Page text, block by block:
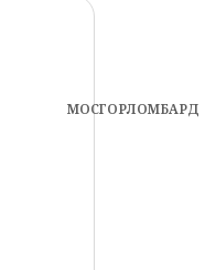
МОСГОРЛОМБАРД